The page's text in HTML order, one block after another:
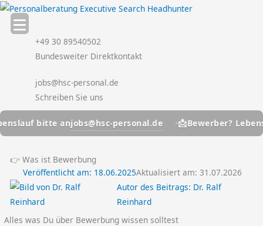
Zum
Inhalt
springen
+49 30 89540502
Bundesweiter Direktkontakt
jobs@hsc-personal.de
Schreiben Sie uns
bitte anjobs@hsc-personal.de 📩Bewerber? Lebenslauf
👉 Was ist Bewerbung
Veröffentlicht am: 18.06.2025Aktualisiert am: 31.07.2026
Autor des Beitrags: Dr. Ralf
Reinhard
Alles was Du über Bewerbung wissen solltest